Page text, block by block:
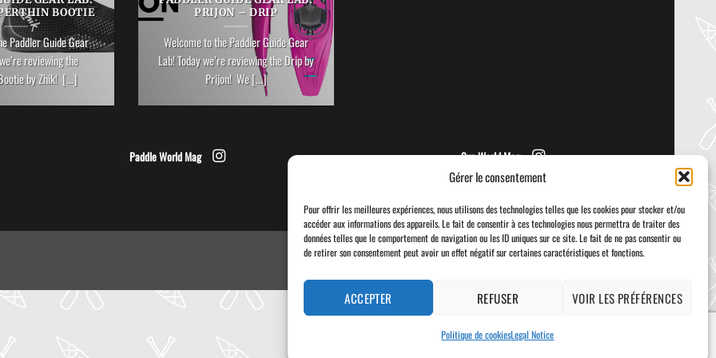
Gérer le consentement
Pour offrir les meilleures expériences, nous utilisons des technologies telles que les cookies pour stocker et/ou
accéder aux informations des appareils. Le fait de consentir à ces technologies nous permettra de traiter des
données telles que le comportement de navigation ou les ID uniques sur ce site. Le fait de ne pas consentir ou
de retirer son consentement peut avoir un effet négatif sur certaines caractéristiques et fonctions.
ACCEPTER REFUSER VOIR LES PRÉFÉRENCES
Politique de cookiesLegal Notice
BOOTIE
Paddler Guide Gear
reviewing the
by Zhik! [...]
PRIJON – DRIP
Welcome to the Paddler Guide Gear
Lab! Today we’re reviewing the Drip by
Prijon! We [...]
Paddle World Mag Sup World Mag
Visa PayPal Stripe MasterCard
Delivery